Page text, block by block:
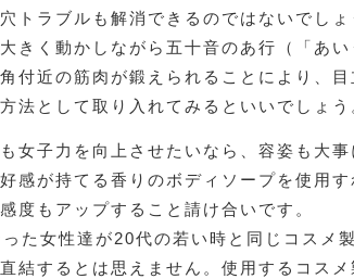
トラブルも解消できるのではないでしょ
きく動かしながら五十音のあ行（「あ
付近の筋肉が鍛えられることにより、
法として取り入れてみるといいでしょう
女子力を向上させたいなら、容姿も大
感が持てる香りのボディソープを使用
度もアップすること請け合いです。
た女性達が20代の若い時と同じコスメ
結するとは思えません。使用するコス